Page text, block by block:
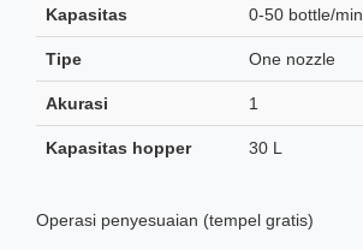
Kapasitas 0-50 bottle/min
Tipe One nozzle
Akurasi 1
Kapasitas hopper 30 L
Operasi penyesuaian (tempel gratis)